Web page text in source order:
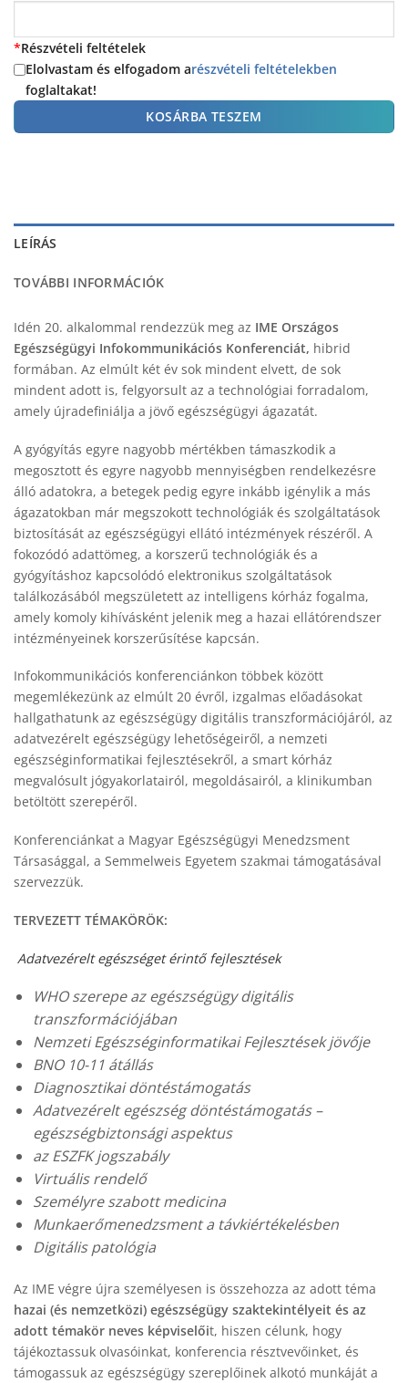
*Részvételi feltételek
Elolvastam és elfogadom arészvételi feltételekben
foglaltakat!
KOSÁRBA TESZEM
LEÍRÁS
TOVÁBBI INFORMÁCIÓK
Idén 20. alkalommal rendezzük meg az IME Országos
Egészségügyi Infokommunikációs Konferenciát, hibrid
formában. Az elmúlt két év sok mindent elvett, de sok
mindent adott is, felgyorsult az a technológiai forradalom,
amely újradefiniálja a jövő egészségügyi ágazatát.
A gyógyítás egyre nagyobb mértékben támaszkodik a
megosztott és egyre nagyobb mennyiségben rendelkezésre
álló adatokra, a betegek pedig egyre inkább igénylik a más
ágazatokban már megszokott technológiák és szolgáltatások
biztosítását az egészségügyi ellátó intézmények részéről. A
fokozódó adattömeg, a korszerű technológiák és a
gyógyításhoz kapcsolódó elektronikus szolgáltatások
találkozásából megszületett az intelligens kórház fogalma,
amely komoly kihívásként jelenik meg a hazai ellátórendszer
intézményeinek korszerűsítése kapcsán.
Infokommunikációs konferenciánkon többek között
megemlékezünk az elmúlt 20 évről, izgalmas előadásokat
hallgathatunk az egészségügy digitális transzformációjáról, az
adatvezérelt egészségügy lehetőségeiről, a nemzeti
egészséginformatikai fejlesztésekről, a smart kórház
megvalósult jógyakorlatairól, megoldásairól, a klinikumban
betöltött szerepéről.
Konferenciánkat a Magyar Egészségügyi Menedzsment
Társasággal, a Semmelweis Egyetem szakmai támogatásával
szervezzük.
TERVEZETT TÉMAKÖRÖK:
Adatvezérelt egészséget érintő fejlesztések
WHO szerepe az egészségügy digitális
transzformációjában
Nemzeti Egészséginformatikai Fejlesztések jövője
BNO 10-11 átállás
Diagnosztikai döntéstámogatás
Adatvezérelt egészség döntéstámogatás –
egészségbiztonsági aspektus
az ESZFK jogszabály
Virtuális rendelő
Személyre szabott medicina
Munkaerőmenedzsment a távkiértékelésben
Digitális patológia
Az IME végre újra személyesen is összehozza az adott téma
hazai (és nemzetközi) egészségügy szaktekintélyeit és az
adott témakör neves képviselőit, hiszen célunk, hogy
tájékoztassuk olvasóinkat, konferencia résztvevőinket, és
támogassuk az egészségügy szereplőinek alkotó munkáját a